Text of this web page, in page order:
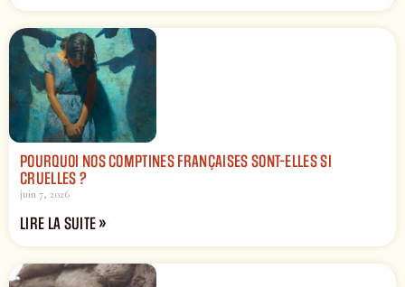
POURQUOI NOS COMPTINES FRANÇAISES SONT-ELLES SI
CRUELLES ?
juin 7, 2026
LIRE LA SUITE »